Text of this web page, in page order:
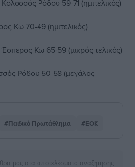
Ρόδου 59-71 (ημιτελικός)
Κω 70-49 (ημιτελικός)
Κω 65-59 (μικρός τελικός)
Ρόδου 50-58 (μεγάλος
#Παιδικό Πρωτάθλημα #ΕΟΚ
μας στα αποτελέσματα αναζήτησης